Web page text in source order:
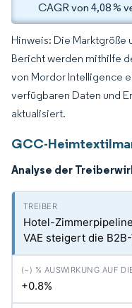
CAGR von 4,08 %
Hinweis: Die Marktgröße
Bericht werden mithilfe
von Mordor Intelligence
verfügbaren Daten und
aktualisiert.
GCC-
Analyse der
Hotel-
VAE steigert die
+0.8%